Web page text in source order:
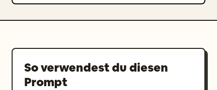
So verwendest du diesen
Prompt